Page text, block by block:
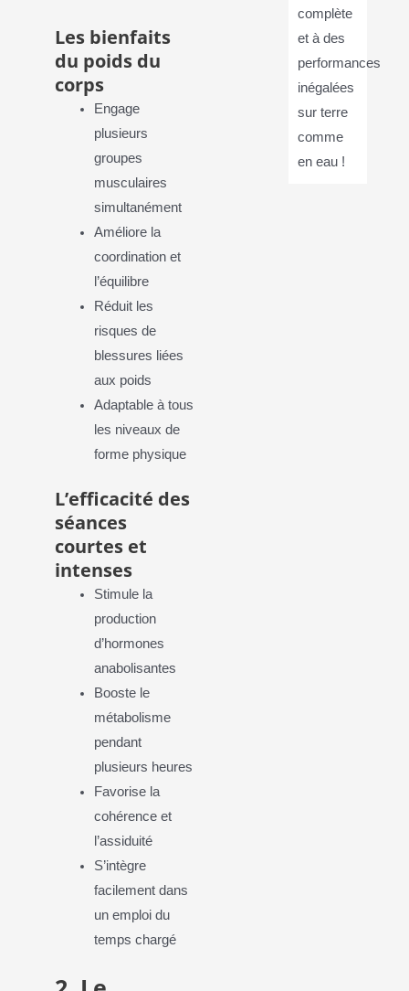
Les bienfaits
du poids du
corps
Engage
plusieurs
groupes
musculaires
simultanément
Améliore la
coordination et
l’équilibre
Réduit les
risques de
blessures liées
aux poids
Adaptable à tous
les niveaux de
forme physique
L’efficacité des
séances
courtes et
intenses
Stimule la
production
d’hormones
anabolisantes
Booste le
métabolisme
pendant
plusieurs heures
Favorise la
cohérence et
l’assiduité
S’intègre
facilement dans
un emploi du
temps chargé
complète
et à des
performances
inégalées
sur terre
comme
en eau !